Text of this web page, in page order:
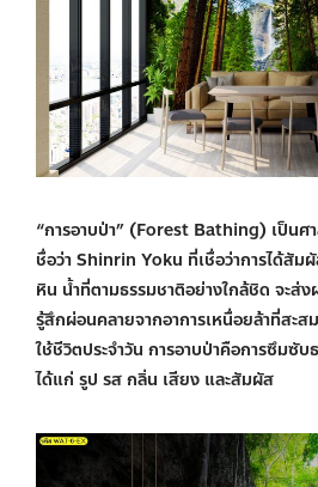
“การอาบป่า” (Forest Bathing) เป็น
ชื่อว่า Shinrin Yoku ที่เชื่อว่าการได้สัม
หิน น้ำที่ตามธรรมชาติอย่างใกล้ชิด จะส่
รู้สึกผ่อนคลายจากอาการเหนื่อยล้าที่สะส
ใช้ชีวิตประจำวัน การอาบป่าคือการซึมซั
ได้แก่ รูป รส กลิ่น เสียง และสัมผัส